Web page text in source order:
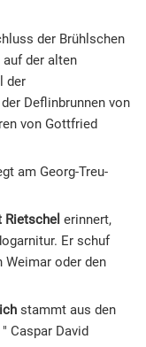
der Brühlschen
der alten
der
Deflinbrunnen von
von Gottfried
am Georg-Treu-
Rietschel erinnert,
Er schuf
Weimar oder den
stammt aus den
Caspar David